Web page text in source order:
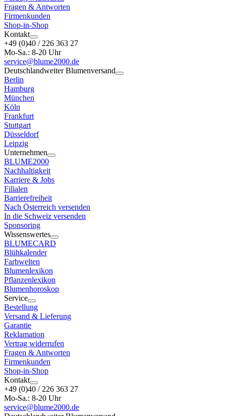
Fragen & Antworten
Firmenkunden
Shop-in-Shop
Kontakt
+49 (0)40 / 226 363 27
Mo-Sa.: 8-20 Uhr
service@blume2000.de
Deutschlandweiter Blumenversand
Berlin
Hamburg
München
Köln
Frankfurt
Stuttgart
Düsseldorf
Leipzig
Unternehmen
BLUME2000
Nachhaltigkeit
Karriere & Jobs
Filialen
Barrierefreiheit
Nach Österreich versenden
In die Schweiz versenden
Sponsoring
Wissenswertes
BLUMECARD
Blühkalender
Farbwelten
Blumenlexikon
Pflanzenlexikon
Blumenhoroskop
Service
Bestellung
Versand & Lieferung
Garantie
Reklamation
Vertrag widerrufen
Fragen & Antworten
Firmenkunden
Shop-in-Shop
Kontakt
+49 (0)40 / 226 363 27
Mo-Sa.: 8-20 Uhr
service@blume2000.de